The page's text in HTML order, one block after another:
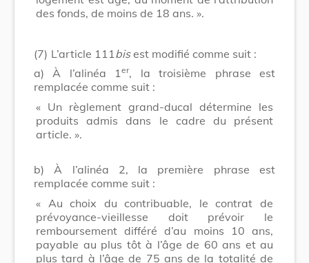
des fonds, de moins de 18 ans. ».
(7) L’article 111 bisest modifié comme suit :
a) À l’alinéa 1er, la troisième phrase est
remplacée comme suit :
« Un règlement grand-ducal détermine les
produits admis dans le cadre du présent
article. ».
b) À l’alinéa 2, la première phrase est
remplacée comme suit :
« Au choix du contribuable, le contrat de
prévoyance-vieillesse doit prévoir le
remboursement différé d’au moins 10 ans,
payable au plus tôt à l’âge de 60 ans et au
plus tard à l’âge de 75 ans de la totalité de